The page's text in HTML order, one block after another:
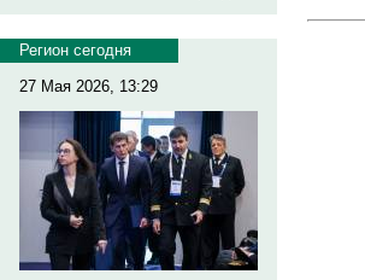
Регион сегодня
27 Мая 2026, 13:29